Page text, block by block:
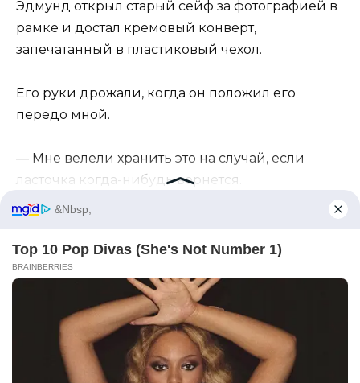
Эдмунд открыл старый сейф за фотографией в
рамке и достал кремовый конверт,
запечатанный в пластиковый чехол.
Его руки дрожали, когда он положил его
передо мной.
— Мне велели хранить это на случай, если
ласточка когда-нибудь вернётся.
— Ваша мать.
Слово «мать» легло так мягко, что стало больно.
Я уставилась на конверт.